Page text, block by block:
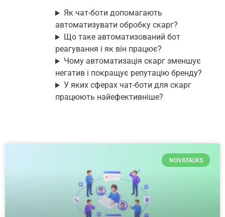
Як чат-боти допомагають
автоматизувати обробку скарг?
Що таке автоматизований бот
реагування і як він працює?
Чому автоматизація скарг зменшує
негатив і покращує репутацію бренду?
У яких сферах чат-боти для скарг
працюють найефективніше?
NOVATALKS